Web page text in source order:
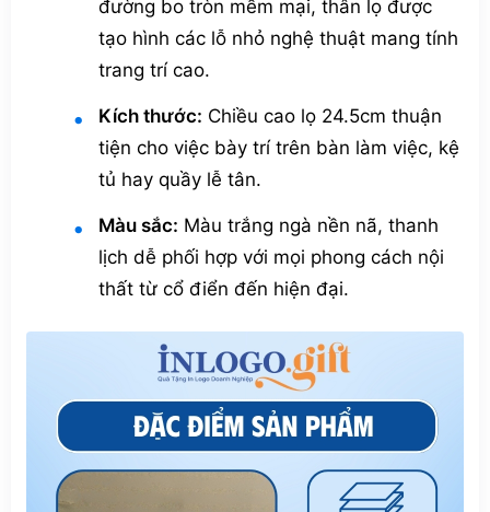
đường bo tròn mềm mại, thân lọ được
tạo hình các lỗ nhỏ nghệ thuật mang tính
trang trí cao.
Kích thước: Chiều cao lọ 24.5cm thuận
tiện cho việc bày trí trên bàn làm việc, kệ
tủ hay quầy lễ tân.
Màu sắc: Màu trắng ngà nền nã, thanh
lịch dễ phối hợp với mọi phong cách nội
thất từ cổ điển đến hiện đại.